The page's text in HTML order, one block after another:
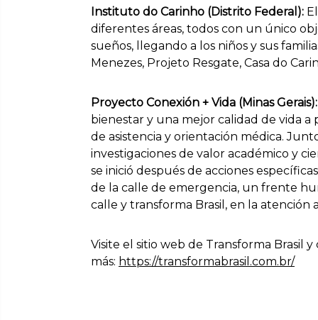
Instituto do Carinho (Distrito Federal):
diferentes áreas, todos con un único
sueños, llegando a los niños y sus
Menezes, Projeto Resgate, Casa do
Proyecto Conexión + Vida (Minas Gerais):
bienestar y una mejor calidad de vida
de asistencia y orientación médica.
investigaciones de valor académico y
se inició después de acciones
de la calle de emergencia, un frente
calle y transforma Brasil, en la atención
Visite el sitio web de Transforma Brasil y
más: https://transformabrasil.com.br/